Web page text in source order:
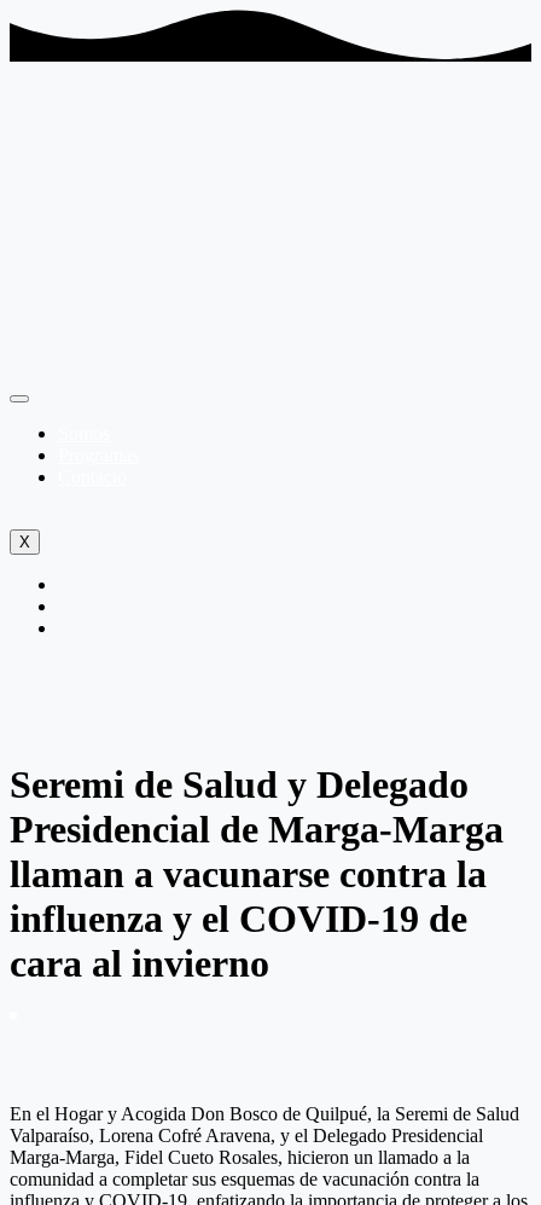
X
Seremi de Salud y Delegado
Presidencial de Marga-Marga
llaman a vacunarse contra la
influenza y el COVID-19 de
cara al invierno
En el Hogar y Acogida Don Bosco de Quilpué, la Seremi de Salud
Valparaíso, Lorena Cofré Aravena, y el Delegado Presidencial
Marga-Marga, Fidel Cueto Rosales, hicieron un llamado a la
comunidad a completar sus esquemas de vacunación contra la
influenza y COVID-19, enfatizando la importancia de proteger a los